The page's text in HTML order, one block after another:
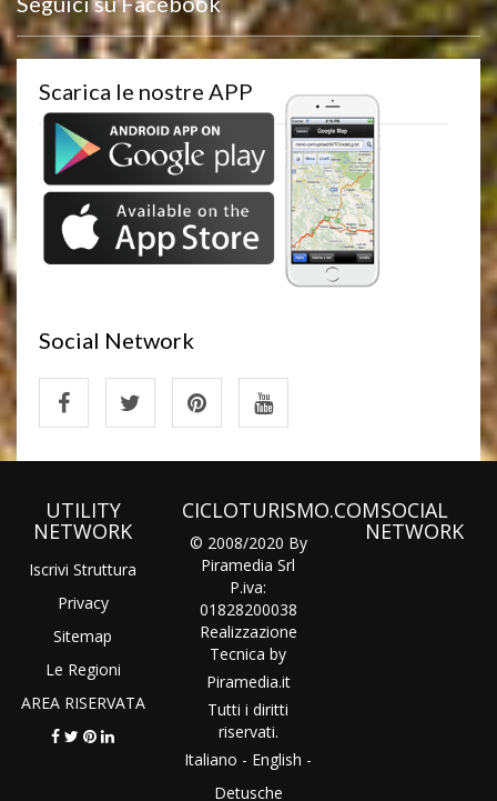
Scarica le nostre APP
Social Network
UTILITY
NETWORK
Iscrivi Struttura
Privacy
Sitemap
Le Regioni
AREA RISERVATA
CICLOTURISMO.COM
© 2008/2020 By
Piramedia Srl
P.iva:
01828200038
Realizzazione
Tecnica by
Piramedia.it
Tutti i diritti
riservati.
Italiano - English -
Detusche
SOCIAL
NETWORK